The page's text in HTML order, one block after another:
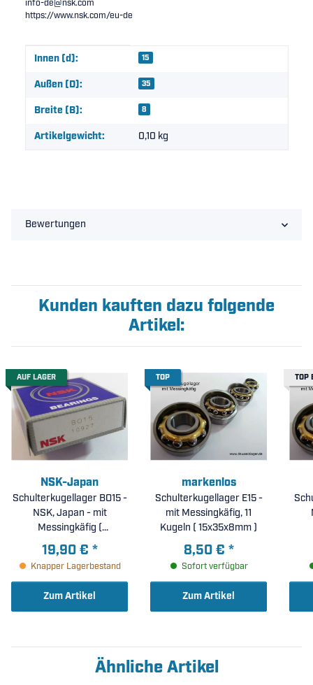
info-de@nsk.com
https://www.nsk.com/eu-de
Produkteigenschaft
Wert
Innen (d): 15
Außen (D): 35
Breite (B): 8
Artikelgewicht: 0,10 kg
Bewertungen
Kunden kauften dazu folgende
Artikel:
AUF LAGER
NSK-Japan
Schulterkugellager BO15 -
NSK, Japan - mit
Messingkäfig (
15x40x10mm )
19,90 € *
Knapper Lagerbestand
Zum Artikel
TOP
markenlos
Schulterkugellager E15 -
mit Messingkäfig, 11
Kugeln ( 15x35x8mm )
8,50 € *
Sofort verfügbar
Zum Artikel
TOP
Ähnliche Artikel